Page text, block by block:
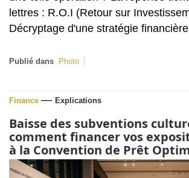
lettres : R.O.I (Retour sur
Décryptage d'une stratégie
Publié dans Photo
Finance — Explications
Baisse des subventions
comment financer vos
à la Convention de Prêt